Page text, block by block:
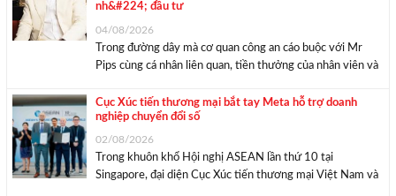
nh&#224; đầu tư
04/08/2026
Trong đường dây mà cơ quan công an cáo buộc với Mr
Pips cùng cá nhân liên quan, tiền thưởng của nhân viên và
từ số tiền nạp vào của các ...
Cục Xúc tiến thương mại bắt tay Meta hỗ trợ doanh
nghiệp chuyển đổi số
02/08/2026
Trong khuôn khổ Hội nghị ASEAN lần thứ 10 tại
Singapore, đại diện Cục Xúc tiến thương mại Việt Nam và